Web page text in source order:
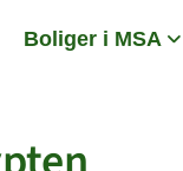
Boliger i MSA